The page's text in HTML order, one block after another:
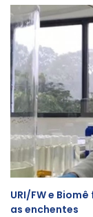
URI/FW e
as enchentes